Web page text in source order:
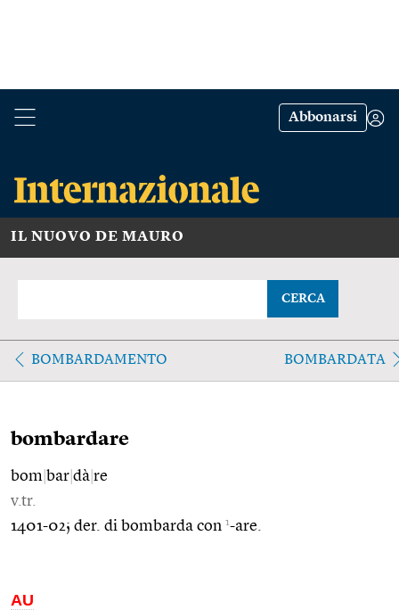
Abbonarsi
IL NUOVO DE MAURO
CERCA
BOMBARDAMENTO BOMBARDATA
bombardare
bom bar dà re
v.tr.
1401-02; der. di bombarda con 1-are.
AU